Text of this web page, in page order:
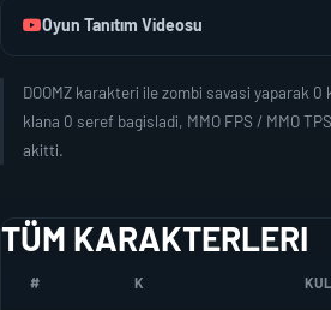
Oyun Tanıtım Videosu
DOOMZ karakteri ile zombi savasi yaparak
klana 0 seref bagisladi, MMO FPS / MMO
akitti.
TÜM KARAKTERLERI
# K